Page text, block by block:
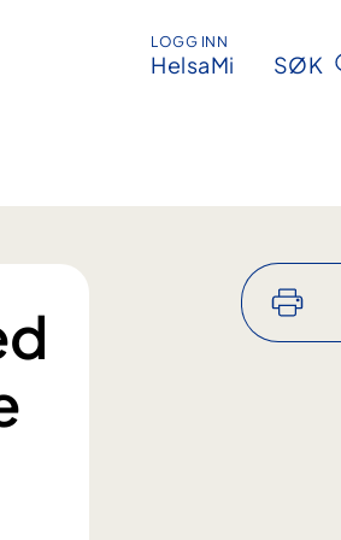
LOGG INN
HelsaMi SØK